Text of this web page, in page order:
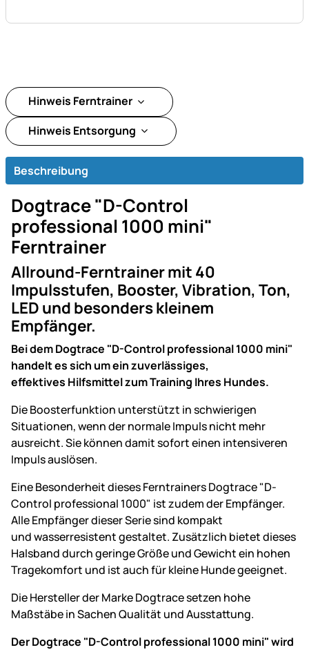
Hinweis Ferntrainer
Hinweis Entsorgung
Beschreibung
Dogtrace "D-Control
professional 1000 mini"
Ferntrainer
Allround-Ferntrainer mit 40
Impulsstufen, Booster, Vibration, Ton,
LED und besonders kleinem
Empfänger.
Bei dem Dogtrace "D-Control professional 1000 mini"
handelt es sich um ein zuverlässiges,
effektives Hilfsmittel zum Training Ihres Hundes.
Die Boosterfunktion unterstützt in schwierigen
Situationen, wenn der normale Impuls nicht mehr
ausreicht. Sie können damit sofort einen intensiveren
Impuls auslösen.
Eine Besonderheit dieses Ferntrainers Dogtrace "D-
Control professional 1000" ist zudem der Empfänger.
Alle Empfänger dieser Serie sind kompakt
und wasserresistent gestaltet. Zusätzlich bietet dieses
Halsband durch geringe Größe und Gewicht ein hohen
Tragekomfort und ist auch für kleine Hunde geeignet.
Die Hersteller der Marke Dogtrace setzen hohe
Maßstäbe in Sachen Qualität und Ausstattung.
Der Dogtrace "D-Control professional 1000 mini" wird